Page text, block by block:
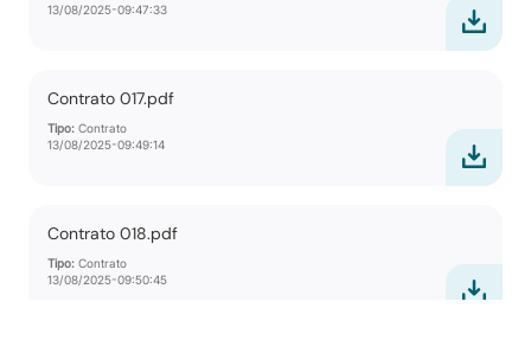
13/08/2025-09:47:33
Contrato 017.pdf
Tipo: Contrato
13/08/2025-09:49:14
Contrato 018.pdf
Tipo: Contrato
13/08/2025-09:50:45